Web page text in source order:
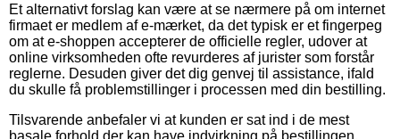
Et alternativt forslag kan være at se nærmere på om internet
firmaet er medlem af e-mærket, da det typisk er et fingerpeg
om at e-shoppen accepterer de officielle regler, udover at
online virksomheden ofte revurderes af jurister som forstår
reglerne. Desuden giver det dig genvej til assistance, ifald
du skulle få problemstillinger i processen med din bestilling.
Tilsvarende anbefaler vi at kunden er sat ind i de mest
basale forhold der kan have indvirkning på bestillingen,